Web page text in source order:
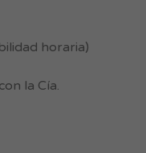
horaria)
la Cía.